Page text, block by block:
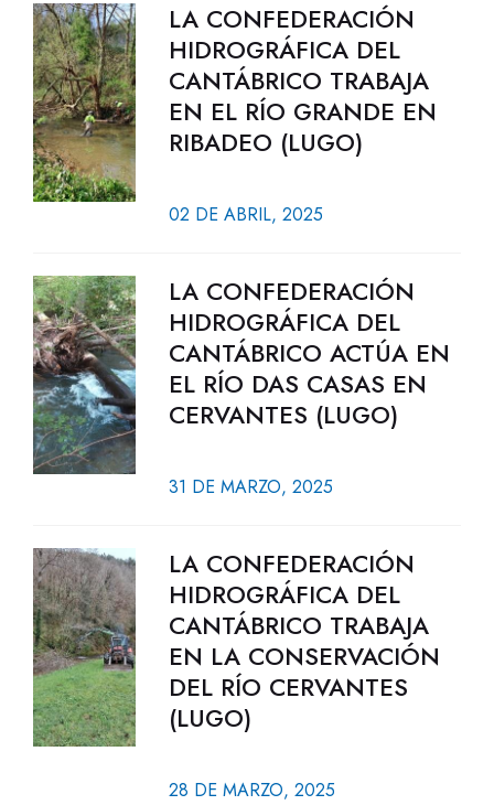
LA CONFEDERACIÓN
HIDROGRÁFICA DEL
CANTÁBRICO TRABAJA
EN EL RÍO GRANDE EN
RIBADEO (LUGO)
02 DE ABRIL, 2025
LA CONFEDERACIÓN
HIDROGRÁFICA DEL
CANTÁBRICO ACTÚA EN
EL RÍO DAS CASAS EN
CERVANTES (LUGO)
31 DE MARZO, 2025
LA CONFEDERACIÓN
HIDROGRÁFICA DEL
CANTÁBRICO TRABAJA
EN LA CONSERVACIÓN
DEL RÍO CERVANTES
(LUGO)
28 DE MARZO, 2025